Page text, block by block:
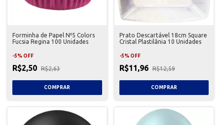
Forminha de Papel Nº5 Colors
Fucsia Regina 100 Unidades
-5% OFF
R$2,50 R$2,63
Prato Descartável 18cm Square
Cristal Plastilânia 10 Unidades
-5% OFF
R$11,96 R$12,59